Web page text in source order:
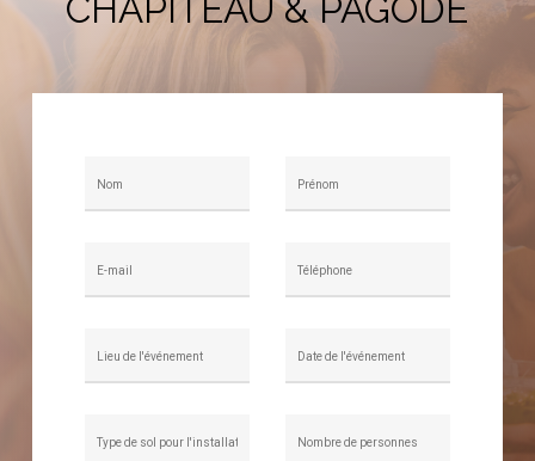
CHAPITEAU & PAGODE